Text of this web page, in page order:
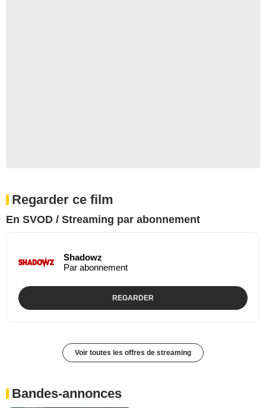
Regarder ce film
En SVOD / Streaming par abonnement
Shadowz
Par abonnement
REGARDER
Voir toutes les offres de streaming
Bandes-annonces